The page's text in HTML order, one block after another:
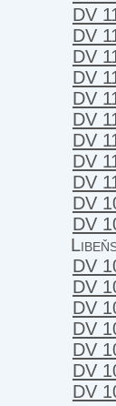
DV
DV
DV
DV
DV
DV
DV
DV
DV
DV
DV
DV
DV
DV
DV
DV
DV
DV